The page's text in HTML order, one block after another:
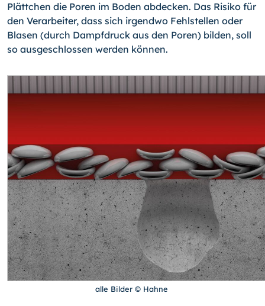
Plättchen die Poren im Boden abdecken. Das Risiko für
den Verarbeiter, dass sich irgendwo Fehlstellen oder
Blasen (durch Dampfdruck aus den Poren) bilden, soll
so ausgeschlossen werden können.
alle Bilder © Hahne